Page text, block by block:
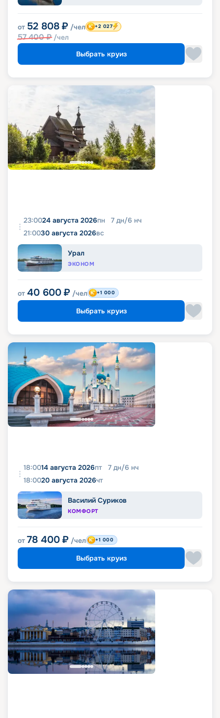
от 52 808 ₽ /чел
57 400₽ /чел
+2 027
Выбрать круиз
23:0024 августа 2026пн 7 дн/6 нч
21:0030 августа 2026вс
Урал
ЭКОНОМ
от 40 600 ₽ /чел +1 000
Выбрать круиз
18:0014 августа 2026пт 7 дн/6 нч
18:0020 августа 2026чт
Василий Суриков
КОМФОРТ
от 78 400 ₽ /чел +1 000
Выбрать круиз